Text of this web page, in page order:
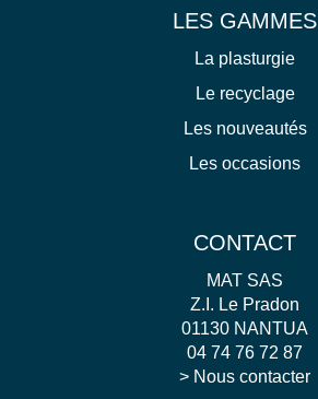
LES GAMMES
La plasturgie
Le recyclage
Les nouveautés
Les occasions
CONTACT
MAT SAS
Z.I. Le Pradon
01130 NANTUA
04 74 76 72 87
> Nous contacter